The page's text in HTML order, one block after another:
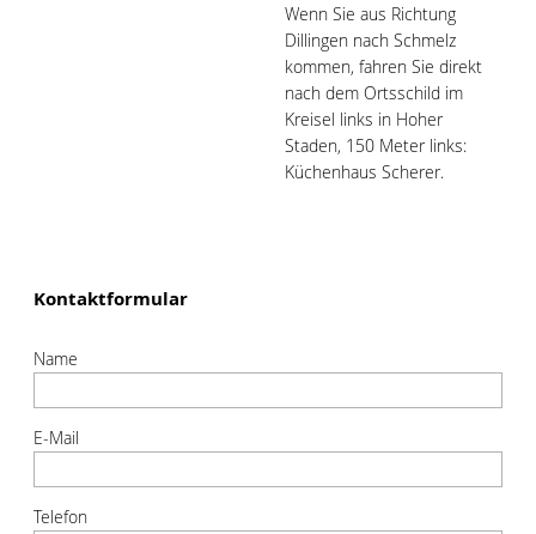
Wenn Sie aus Richtung
Dillingen nach Schmelz
kommen, fahren Sie direkt
nach dem Ortsschild im
Kreisel links in Hoher
Staden, 150 Meter links:
Küchenhaus Scherer.
Kontaktformular
Name
E-Mail
Telefon